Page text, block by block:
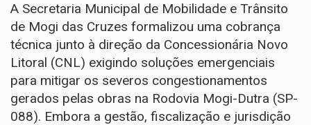
A Secretaria Municipal de Mobilidade e Trânsito
de Mogi das Cruzes formalizou uma cobrança
técnica junto à direção da Concessionária Novo
Litoral (CNL) exigindo soluções emergenciais
para mitigar os severos congestionamentos
gerados pelas obras na Rodovia Mogi-Dutra (SP-
088). Embora a gestão, fiscalização e jurisdição